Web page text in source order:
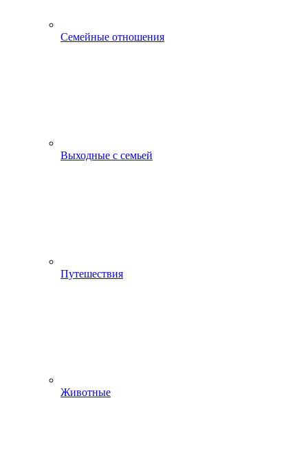
Семейные отношения
Выходные с семьей
Путешествия
Животные